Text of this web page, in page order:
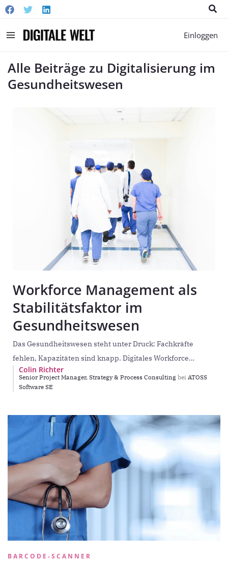
Main
Einloggen
Alle Beiträge zu Digitalisierung im
Gesundheitswesen
Workforce Management als
Stabilitätsfaktor im
Gesundheitswesen
Das Gesundheitswesen steht unter Druck: Fachkräfte
fehlen, Kapazitäten sind knapp. Digitales Workforce
Management kann helfen, vorhandene Ressourcen besser
zu nutzen und mehr Zeit für
Colin Richter
Senior Project Manager, Strategy & Process Consulting bei ATOSS
Software SE
BARCODE-SCANNER